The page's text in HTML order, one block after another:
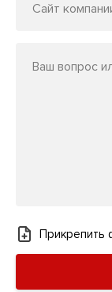
Сайт
Ваш вопрос
Прикрепить